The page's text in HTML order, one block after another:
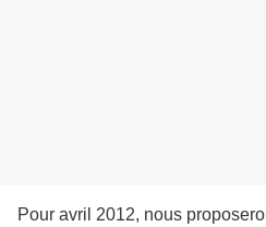
Pour avril 2012, nous